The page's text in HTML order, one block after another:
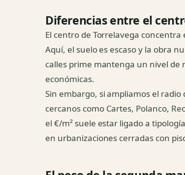
Diferencias entre el
El centro de Torrelavega
Aquí, el suelo es escaso y la obra
calles prime mantenga un nivel
económicas.
Sin embargo, si ampliamos el
cercanos como Cartes, Polanco,
el €/m² suele estar ligado a
en urbanizaciones cerradas con